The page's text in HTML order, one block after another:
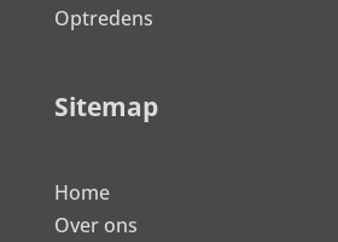
Optredens
Sitemap
Home
Over ons